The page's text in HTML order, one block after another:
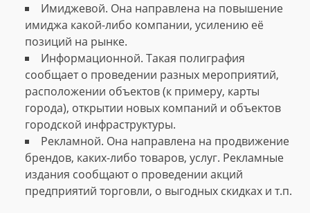
Имиджевой. Она направлена на повышение
имиджа какой-либо компании, усилению её
позиций на рынке.
Информационной. Такая полиграфия
сообщает о проведении разных мероприятий,
расположении объектов (к примеру, карты
города), открытии новых компаний и объектов
городской инфраструктуры.
Рекламной. Она направлена на продвижение
брендов, каких-либо товаров, услуг. Рекламные
издания сообщают о проведении акций
предприятий торговли, о выгодных скидках и т.п.